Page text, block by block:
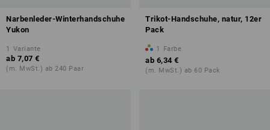
Narbenleder-Winterhandschuhe
Yukon
1 Variante
ab 7,07 €
(m. MwSt.) ab 240 Paar
Trikot-Handschuhe, natur, 12er
Pack
1 Farbe
ab 6,34 €
(m. MwSt.) ab 60 Pack